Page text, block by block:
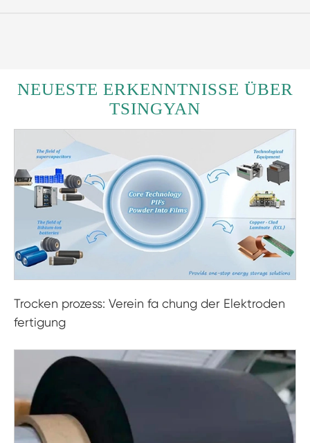
NEUESTE ERKENNTNISSE ÜBER
TSINGYAN
Trocken prozess: Verein fa chung der Elektroden
fertigung